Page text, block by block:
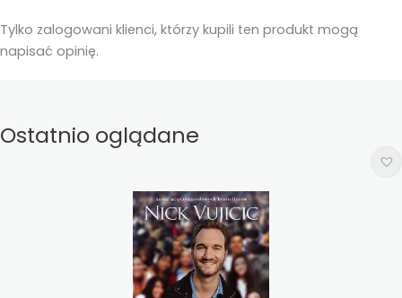
Tylko zalogowani klienci, którzy kupili ten produkt mogą
napisać opinię.
Ostatnio oglądane